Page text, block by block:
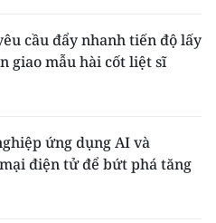
cầu đẩy nhanh tiến độ lấy
giao mẫu hài cốt liệt sĩ
ứng dụng AI và
điện tử để bứt phá tăng